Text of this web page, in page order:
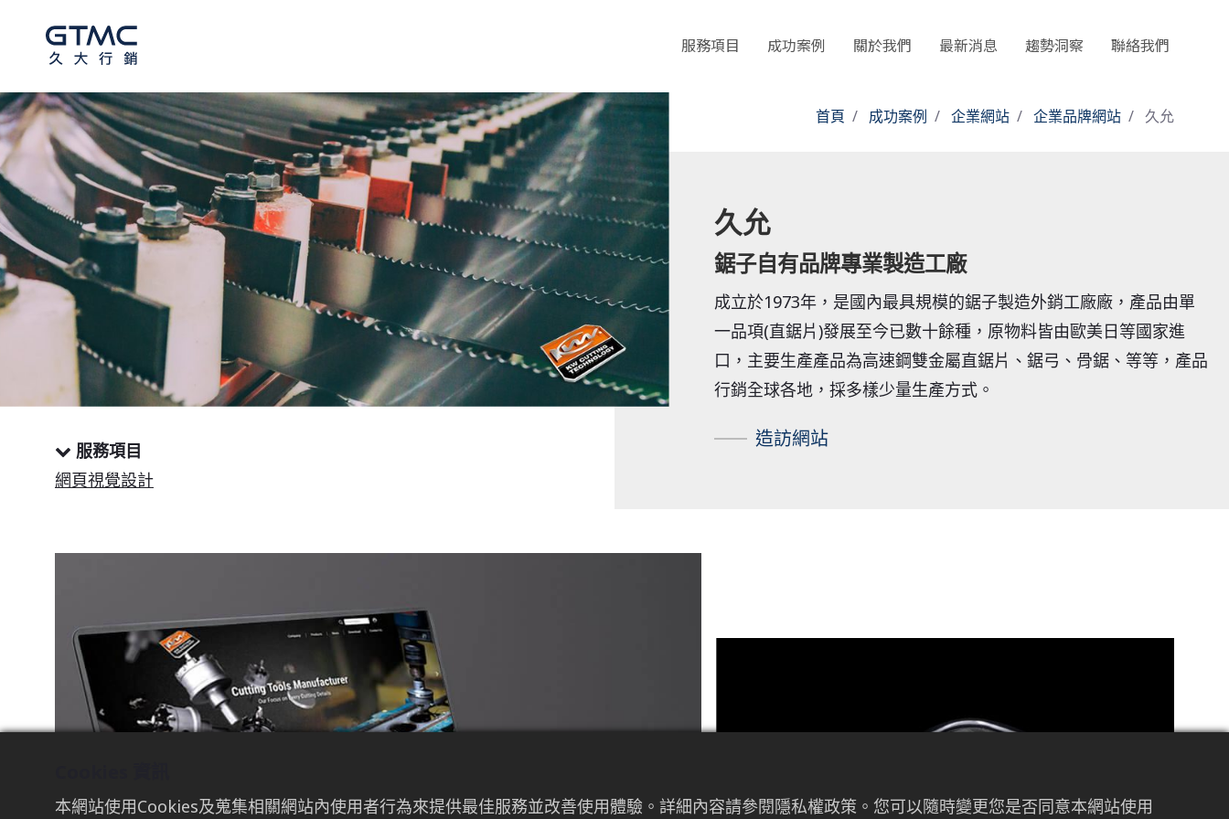
服務項目 成功案例 關於我們 最新消息 趨勢洞察 聯絡我們
首頁 成功案例 企業網站 企業品牌網站 久允
服務項目
網頁視覺設計
久允
鋸子自有品牌專業製造工廠
成立於1973年，是國內最具規模的鋸子製造外銷工廠廠，產品由單
一品項(直鋸片)發展至今已數十餘種，原物料皆由歐美日等國家進
口，主要生產產品為高速鋼雙金屬直鋸片、鋸弓、骨鋸、等等，產品
行銷全球各地，採多樣少量生產方式。
造訪網站
本網站使用Cookies及蒐集相關網站內使用者行為來提供最佳服務並改善使用體驗。詳細內容請參閱隱私權政策。您可以隨時變更您是否同意本網站使用